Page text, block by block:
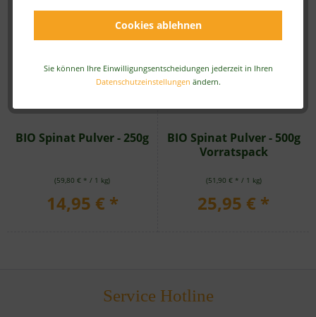
Cookies ablehnen
Sie können Ihre Einwilligungsentscheidungen jederzeit in Ihren
Datenschutzeinstellungen ändern.
BIO Spinat Pulver - 250g
(59,80 € * / 1 kg)
14,95 € *
BIO Spinat Pulver - 500g
Vorratspack
(51,90 € * / 1 kg)
25,95 € *
Service Hotline